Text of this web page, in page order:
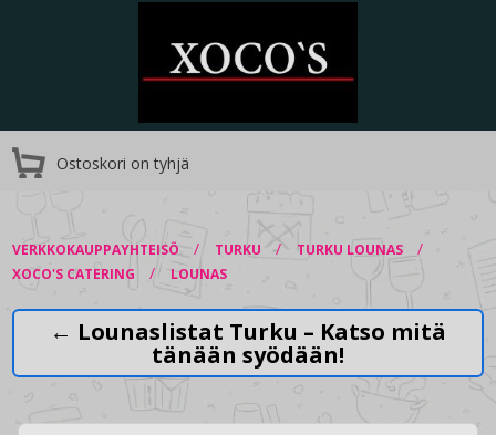
Ostoskori on tyhjä
VERKKOKAUPPAYHTEISÖ / TURKU / TURKU LOUNAS /
XOCO'S CATERING / LOUNAS
← Lounaslistat Turku – Katso mitä
tänään syödään!